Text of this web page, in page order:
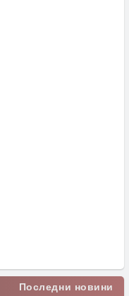
Последни новини